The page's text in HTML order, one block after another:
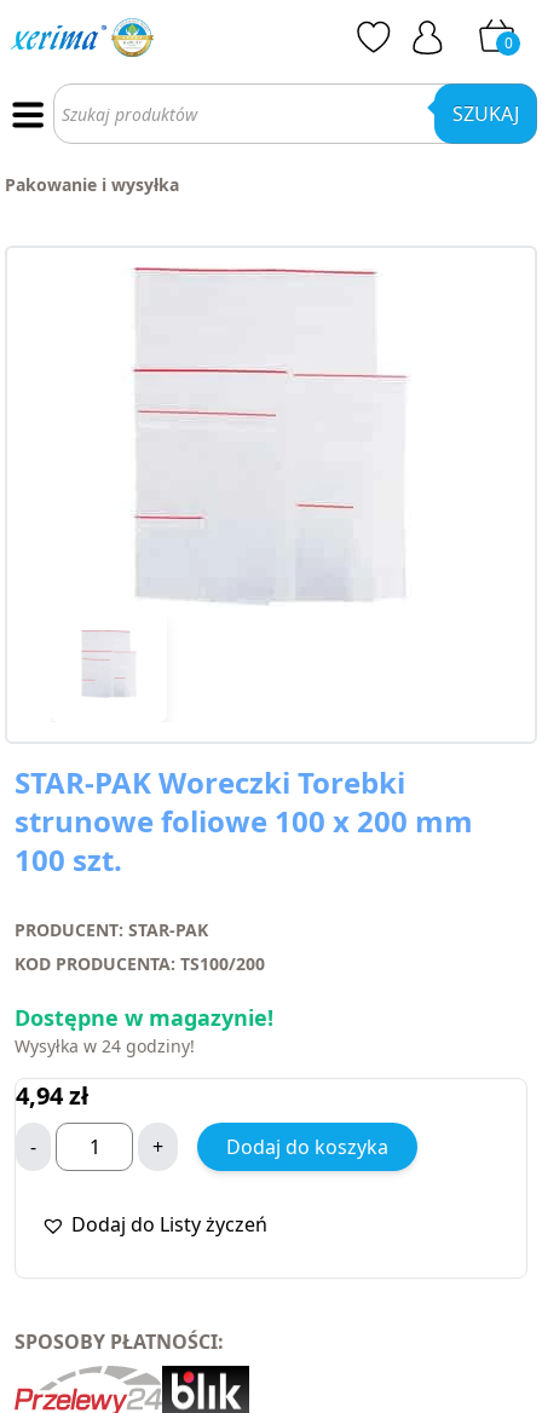
0
Wyszukiwarka
produktów SZUKAJ
Pakowanie i wysyłka
STAR-PAK Woreczki Torebki
strunowe foliowe 100 x 200 mm
100 szt.
PRODUCENT: STAR-PAK
KOD PRODUCENTA: TS100/200
Dostępne w magazynie!
Wysyłka w 24 godziny!
4,94zł
- + Dodaj do koszyka
Dodaj do Listy życzeń
SPOSOBY PŁATNOŚCI: